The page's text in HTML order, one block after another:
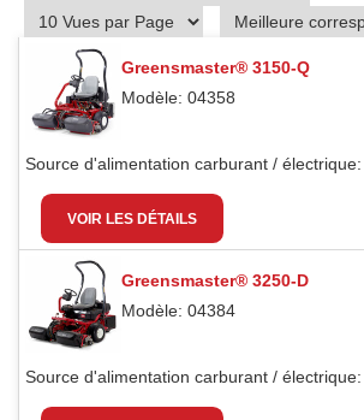
Greensmaster® 3150-Q
Modèle: 04358
Source d'alimentation carburant / électrique:
VOIR LES DÉTAILS
Greensmaster® 3250-D
Modèle: 04384
Source d'alimentation carburant / électrique: